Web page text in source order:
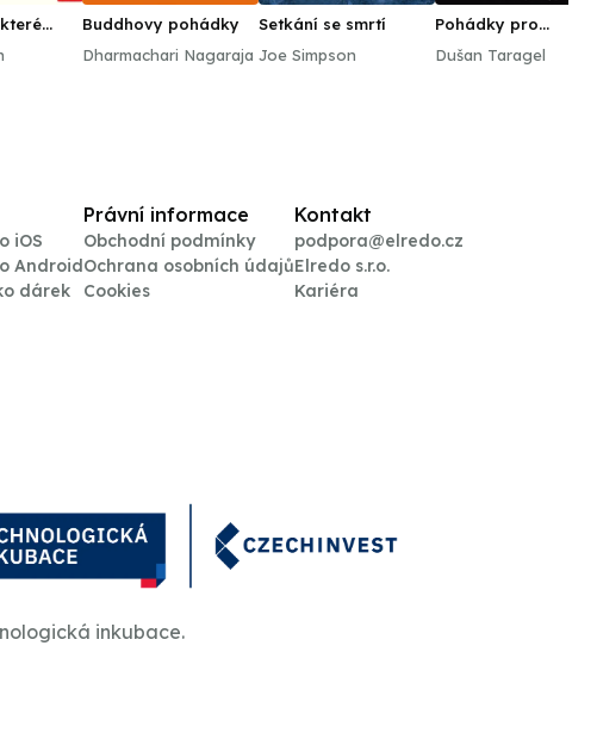
Buddhovy pohádky
Dharmachari Nagaraja
Setkání se smrtí
Joe Simpson
Pohádky pro
Dušan Taragel
iOS
Android
dárek
Právní informace
Obchodní podmínky
Ochrana osobních údajů
Cookies
Kontakt
podpora@elredo.cz
Elredo s.r.o.
Kariéra
inkubace.